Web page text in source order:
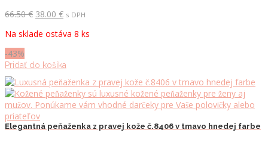
66.50€ Pôvodná
bola:
38.00 €Aktuálna
je:
s DPH
Na sklade ostáva 8 ks
-43%
Pridať do košíka
Elegantná peňaženka z pravej kože č.8406 v tmavo hnedej farbe